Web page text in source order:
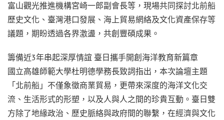
富山觀光推進機構宮崎一郎副會長等，現場共同探討北前船
歷史文化、臺灣港口發展、海上貿易網絡及文化資產保存等
議題，期盼透過各界激盪，共創豐碩成果。
籌備近3年串起深厚情誼 臺日攜手開創海洋教育新篇章
國立高雄師範大學杜明德學務長致詞指出，本次論壇主題
「北前船」不僅象徵商業貿易，更帶來深度的海洋文化交
流、生活形式的形塑，以及人與人之間的珍貴互動。臺日雙
方除了地緣政治、歷史脈絡與政府間的聯繫，在經濟與文化